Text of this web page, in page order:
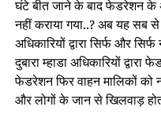
घंटे बीत जाने के बाद फेडरेशन के
नहीं कराया गया..? अब यह सब से
अधिकारियों द्वारा सिर्फ और
दुबारा म्हाडा अधिकारियों
फेडरेशन फिर वाहन मालिकों को
और लोगों के जान से खिलवाड़